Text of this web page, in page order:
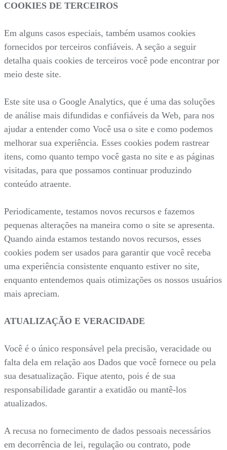
COOKIES DE TERCEIROS
Em alguns casos especiais, também usamos cookies
fornecidos por terceiros confiáveis. A seção a seguir
detalha quais cookies de terceiros você pode encontrar por
meio deste site.
Este site usa o Google Analytics, que é uma das soluções
de análise mais difundidas e confiáveis da Web, para nos
ajudar a entender como Você usa o site e como podemos
melhorar sua experiência. Esses cookies podem rastrear
itens, como quanto tempo você gasta no site e as páginas
visitadas, para que possamos continuar produzindo
conteúdo atraente.
Periodicamente, testamos novos recursos e fazemos
pequenas alterações na maneira como o site se apresenta.
Quando ainda estamos testando novos recursos, esses
cookies podem ser usados para garantir que você receba
uma experiência consistente enquanto estiver no site,
enquanto entendemos quais otimizações os nossos usuários
mais apreciam.
ATUALIZAÇÃO E VERACIDADE
Você é o único responsável pela precisão, veracidade ou
falta dela em relação aos Dados que você fornece ou pela
sua desatualização. Fique atento, pois é de sua
responsabilidade garantir a exatidão ou mantê-los
atualizados.
A recusa no fornecimento de dados pessoais necessários
em decorrência de lei, regulação ou contrato, pode